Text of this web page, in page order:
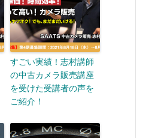
すごい実績！志村講師
の中古カメラ販売講座
を受けた受講者の声を
ご紹介！